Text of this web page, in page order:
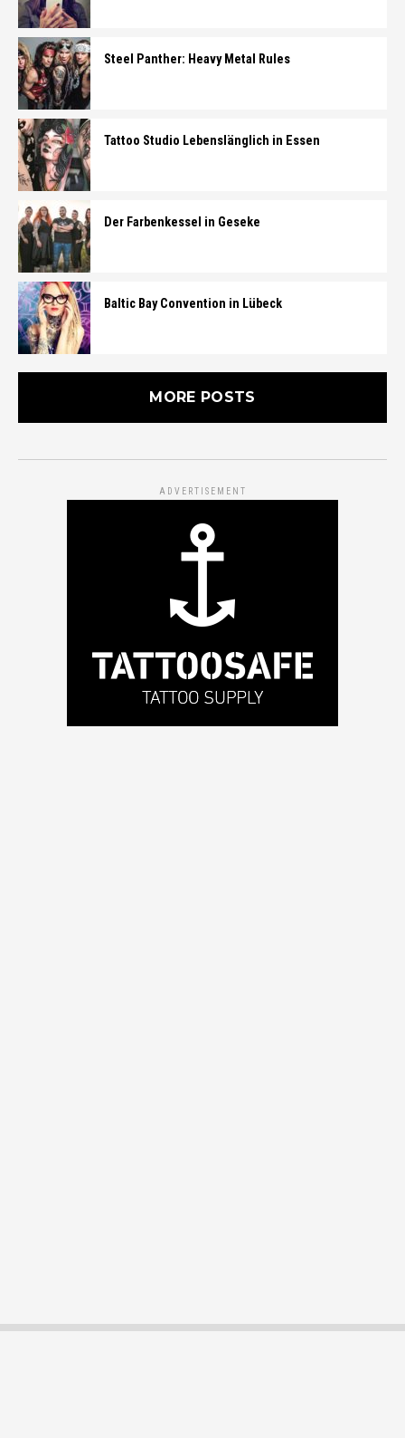
Steel Panther: Heavy Metal Rules
Tattoo Studio Lebenslänglich in Essen
Der Farbenkessel in Geseke
Baltic Bay Convention in Lübeck
MORE POSTS
ADVERTISEMENT